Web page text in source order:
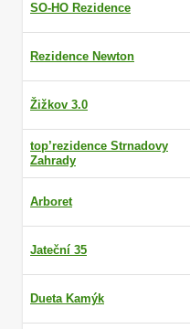
SO-HO Rezidence
Rezidence Newton
Žižkov 3.0
top’rezidence Strnadovy
Zahrady
Arboret
Jateční 35
Dueta Kamýk